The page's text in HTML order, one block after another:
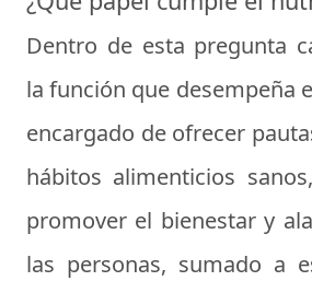
Dentro de esta pregunta
la función que desempeña
encargado de ofrecer
hábitos alimenticios
promover el bienestar y
las personas, sumado a